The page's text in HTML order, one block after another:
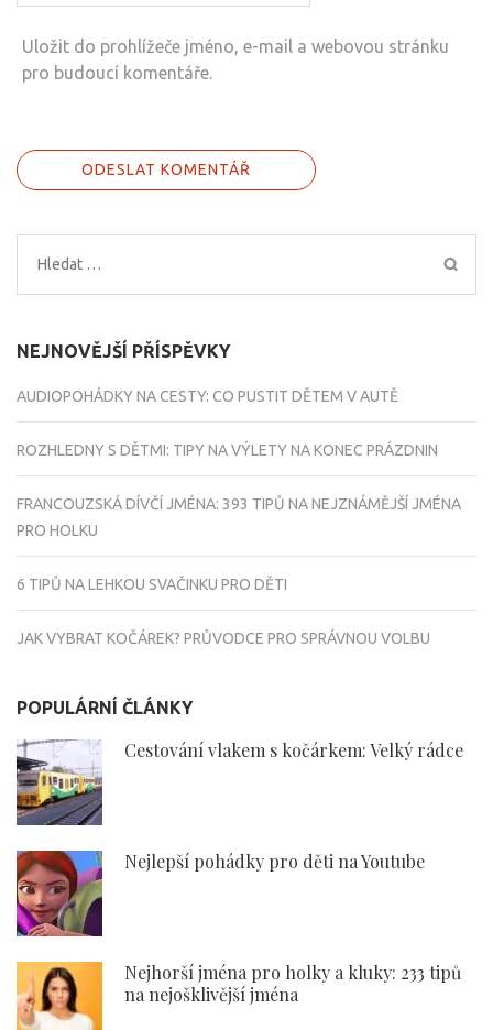
Uložit do prohlížeče jméno, e-mail a webovou stránku
pro budoucí komentáře.
Vyhledávání
NEJNOVĚJŠÍ PŘÍSPĚVKY
AUDIOPOHÁDKY NA CESTY: CO PUSTIT DĚTEM V AUTĚ
ROZHLEDNY S DĚTMI: TIPY NA VÝLETY NA KONEC PRÁZDNIN
FRANCOUZSKÁ DÍVČÍ JMÉNA: 393 TIPŮ NA NEJZNÁMĚJŠÍ JMÉNA
PRO HOLKU
6 TIPŮ NA LEHKOU SVAČINKU PRO DĚTI
JAK VYBRAT KOČÁREK? PRŮVODCE PRO SPRÁVNOU VOLBU
POPULÁRNÍ ČLÁNKY
Cestování vlakem s kočárkem: Velký rádce
Nejlepší pohádky pro děti na Youtube
Nejhorší jména pro holky a kluky: 233 tipů
na nejošklivější jména